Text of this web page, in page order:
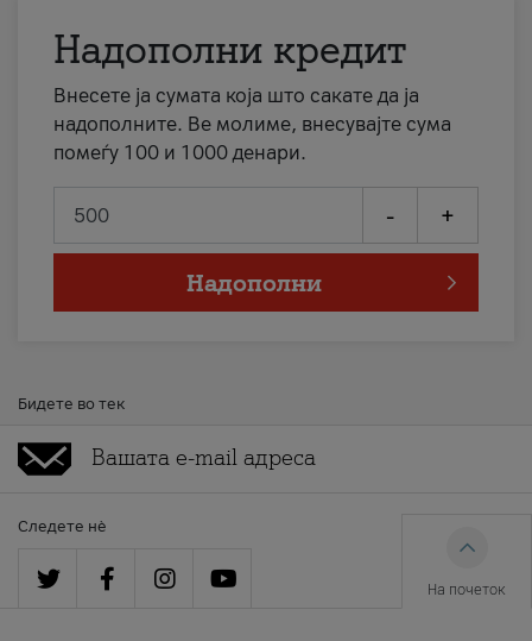
Надополни кредит
Внесете ја сумата која што сакате да ја
надополните. Ве молиме, внесувајте сума
помеѓу 100 и 1000 денари.
- +
Надополни
Бидете во тек
Следете нè
На почеток